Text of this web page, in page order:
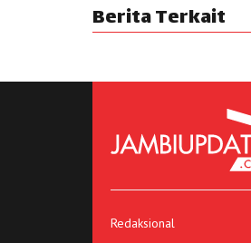
Berita Terkait
Redaksional